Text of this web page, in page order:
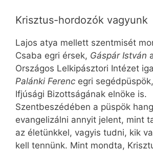
Krisztus-hordozók vagyunk
Lajos atya mellett szentmisét
Csaba egri érsek, Gáspár István
Országos Lelkipásztori Intézet
Palánki Ferenc egri
Ifjúsági Bizottságának elnöke is.
Szentbeszédében a püspök
evangelizálni annyit jelent, mint
az életünkkel, vagyis tudni, kik
kell tennünk. Mint mondta,